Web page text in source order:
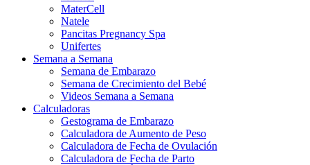
MaterCell
Natele
Pancitas Pregnancy Spa
Unifertes
Semana a Semana
Semana de Embarazo
Semana de Crecimiento del Bebé
Videos Semana a Semana
Calculadoras
Gestograma de Embarazo
Calculadora de Aumento de Peso
Calculadora de Fecha de Ovulación
Calculadora de Fecha de Parto